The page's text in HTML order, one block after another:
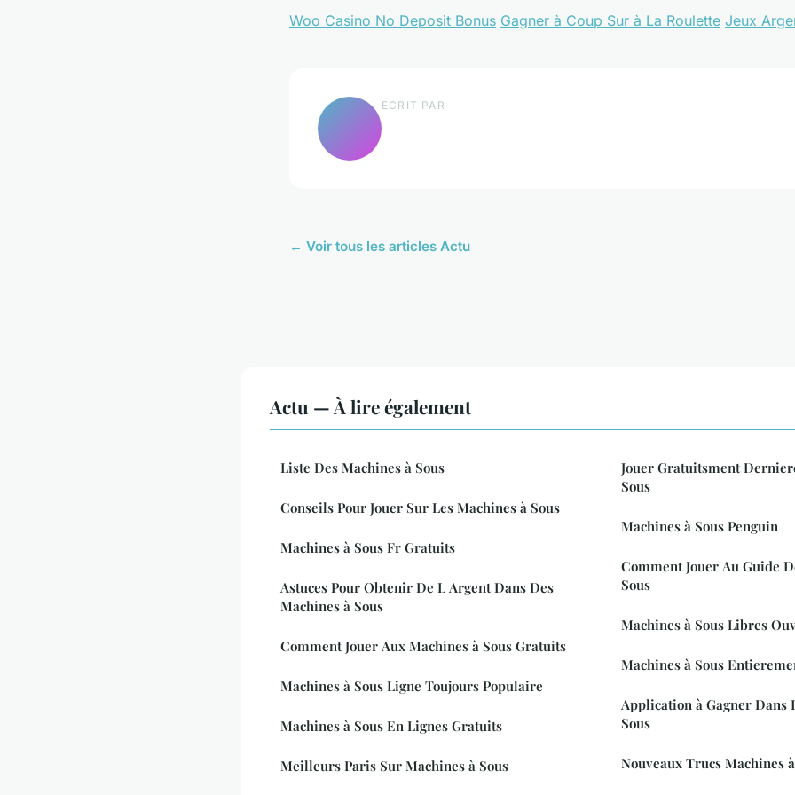
Woo Casino No Deposit Bonus Gagner à Coup Sur à La Roulette Jeux
ECRIT PAR
← Voir tous les articles Actu
Actu — À lire également
Liste Des Machines à Sous
Conseils Pour Jouer Sur Les Machines à Sous
Machines à Sous Fr Gratuits
Astuces Pour Obtenir De L Argent Dans Des
Machines à Sous
Comment Jouer Aux Machines à Sous Gratuits
Machines à Sous Ligne Toujours Populaire
Machines à Sous En Lignes Gratuits
Meilleurs Paris Sur Machines à Sous
Jouer Gratuitsment
Sous
Machines à Sous Penguin
Comment Jouer Au Guide
Sous
Machines à Sous Libres
Machines à Sous
Application à Gagner Dans
Sous
Nouveaux Trucs Machines